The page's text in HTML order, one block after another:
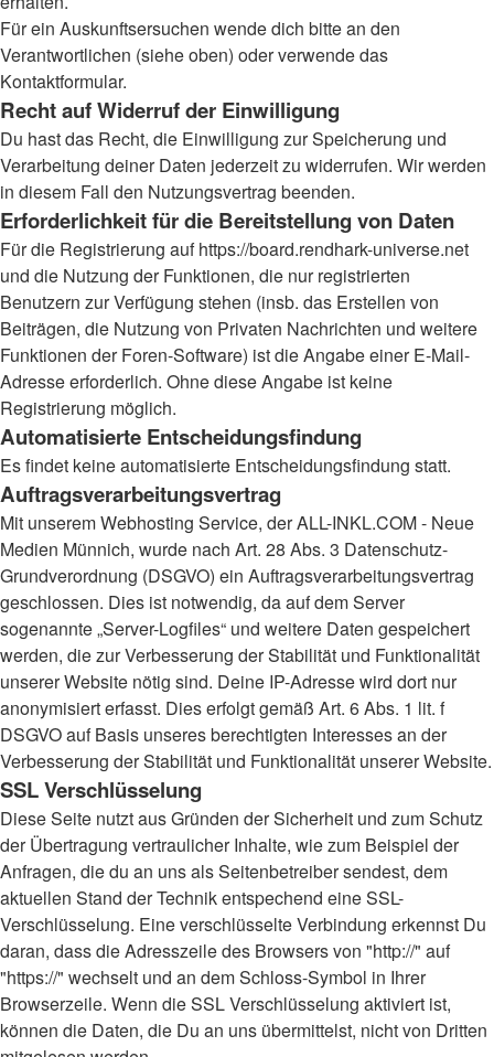
Für ein Auskunftsersuchen wende dich bitte an den
Verantwortlichen (siehe oben) oder verwende das
Kontaktformular.
Recht auf Widerruf der Einwilligung
Du hast das Recht, die Einwilligung zur Speicherung und
Verarbeitung deiner Daten jederzeit zu widerrufen. Wir werden
in diesem Fall den Nutzungsvertrag beenden.
Erforderlichkeit für die Bereitstellung von Daten
Für die Registrierung auf https://board.rendhark-universe.net
und die Nutzung der Funktionen, die nur registrierten
Benutzern zur Verfügung stehen (insb. das Erstellen von
Beiträgen, die Nutzung von Privaten Nachrichten und weitere
Funktionen der Foren-Software) ist die Angabe einer E-Mail-
Adresse erforderlich. Ohne diese Angabe ist keine
Registrierung möglich.
Automatisierte Entscheidungsfindung
Es findet keine automatisierte Entscheidungsfindung statt.
Auftragsverarbeitungsvertrag
Mit unserem Webhosting Service, der ALL-INKL.COM - Neue
Medien Münnich, wurde nach Art. 28 Abs. 3 Datenschutz-
Grundverordnung (DSGVO) ein Auftragsverarbeitungsvertrag
geschlossen. Dies ist notwendig, da auf dem Server
sogenannte „Server-Logfiles“ und weitere Daten gespeichert
werden, die zur Verbesserung der Stabilität und Funktionalität
unserer Website nötig sind. Deine IP-Adresse wird dort nur
anonymisiert erfasst. Dies erfolgt gemäß Art. 6 Abs. 1 lit. f
DSGVO auf Basis unseres berechtigten Interesses an der
Verbesserung der Stabilität und Funktionalität unserer Website.
SSL Verschlüsselung
Diese Seite nutzt aus Gründen der Sicherheit und zum Schutz
der Übertragung vertraulicher Inhalte, wie zum Beispiel der
Anfragen, die du an uns als Seitenbetreiber sendest, dem
aktuellen Stand der Technik entspechend eine SSL-
Verschlüsselung. Eine verschlüsselte Verbindung erkennst Du
daran, dass die Adresszeile des Browsers von "http://" auf
"https://" wechselt und an dem Schloss-Symbol in Ihrer
Browserzeile. Wenn die SSL Verschlüsselung aktiviert ist,
können die Daten, die Du an uns übermittelst, nicht von Dritten